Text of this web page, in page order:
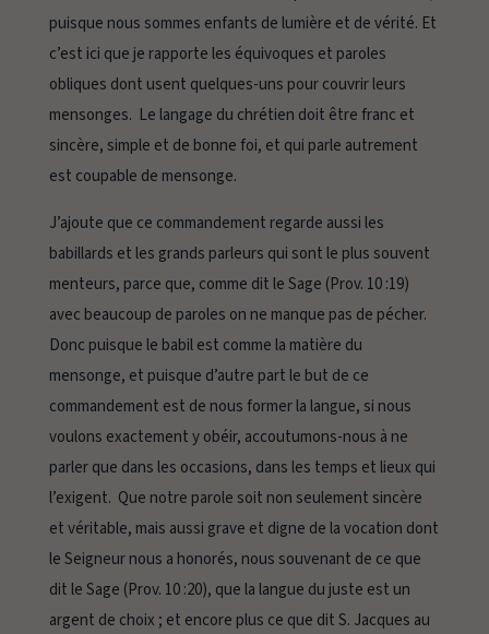
puisque nous sommes enfants de lumière et de vérité. Et
c’est ici que je rapporte les équivoques et paroles
obliques dont usent quelques-uns pour couvrir leurs
mensonges. Le langage du chrétien doit être franc et
sincère, simple et de bonne foi, et qui parle autrement
est coupable de mensonge.
J’ajoute que ce commandement regarde aussi les
babillards et les grands parleurs qui sont le plus souvent
menteurs, parce que, comme dit le Sage (Prov. 10 :19)
avec beaucoup de paroles on ne manque pas de pécher.
Donc puisque le babil est comme la matière du
mensonge, et puisque d’autre part le but de ce
commandement est de nous former la langue, si nous
voulons exactement y obéir, accoutumons-nous à ne
parler que dans les occasions, dans les temps et lieux qui
l’exigent. Que notre parole soit non seulement sincère
et véritable, mais aussi grave et digne de la vocation dont
le Seigneur nous a honorés, nous souvenant de ce que
dit le Sage (Prov. 10 :20), que la langue du juste est un
argent de choix ; et encore plus ce que dit S. Jacques au